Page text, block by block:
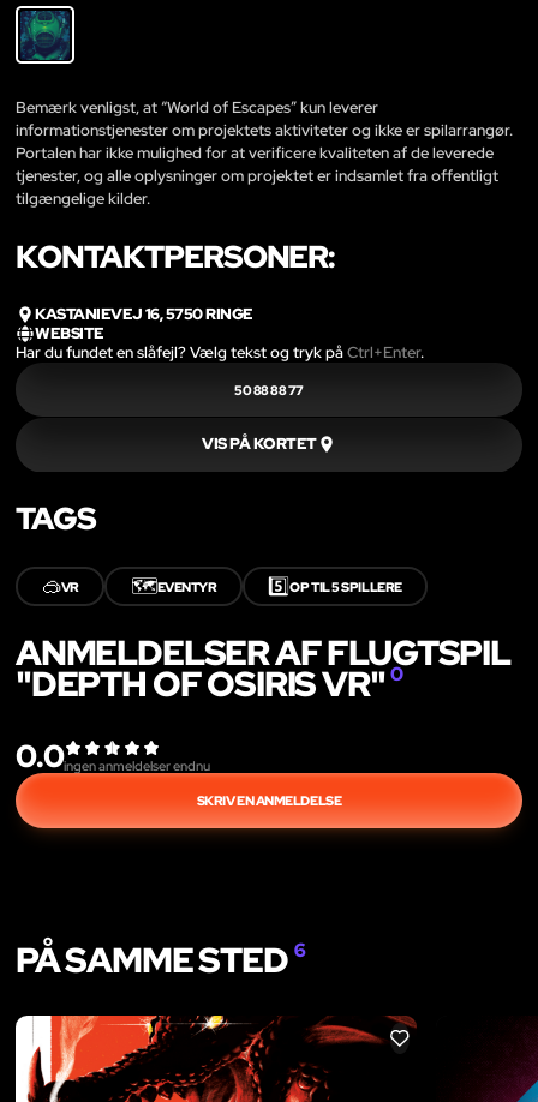
Bemærk venligst, at “World of Escapes” kun leverer
informationstjenester om projektets aktiviteter og ikke er spilarrangør.
Portalen har ikke mulighed for at verificere kvaliteten af de leverede
tjenester, og alle oplysninger om projektet er indsamlet fra offentligt
tilgængelige kilder.
KONTAKTPERSONER:
KASTANIEVEJ 16, 5750 RINGE
WEBSITE
Har du fundet en slåfejl? Vælg tekst og tryk påCtrl+Enter.
50 88 88 77
VIS PÅ KORTET
TAGS
🥽VR 🗺️EVENTYR 5️⃣OP TIL 5 SPILLERE
ANMELDELSER AF FLUGTSPIL
"DEPTH OF OSIRIS VR"0
0.0ingen anmeldelser endnu
SKRIV EN ANMELDELSE
PÅ SAMME STED 6
LIKE